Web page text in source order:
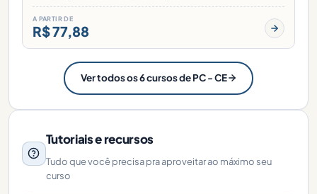
A PARTIR DE
R$ 77,88
Ver todos os 6 cursos de PC - CE
Tutoriais e recursos
Tudo que você precisa pra aproveitar ao máximo seu
curso